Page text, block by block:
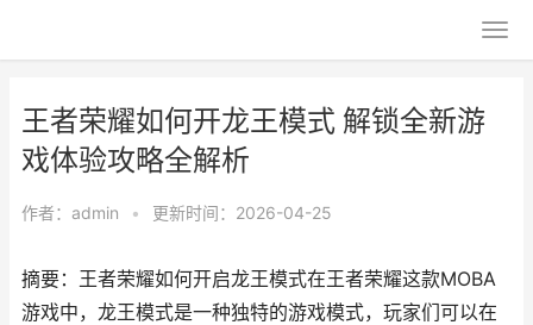
王者荣耀如何开龙王模式 解锁全新游
戏体验攻略全解析
作者： admin • 更新时间：2026-04-25
摘要：王者荣耀如何开启龙王模式在王者荣耀这款MOBA
游戏中，龙王模式是一种独特的游戏模式，玩家们可以在